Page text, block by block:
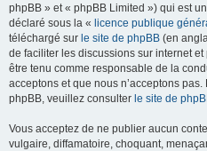
phpBB » et « phpBB Limited ») qui est
déclaré sous la « licence publique
téléchargé sur le site de phpBB (en
de faciliter les discussions sur internet
être tenu comme responsable de la
acceptons et que nous n’acceptons
phpBB, veuillez consulter le site de
Vous acceptez de ne publier aucun
vulgaire, diffamatoire, choquant,